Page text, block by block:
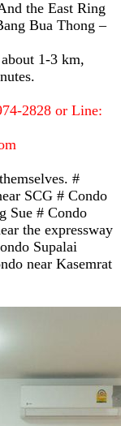
the East Ring
Bua Thong –
1-3 km,
2828 or Line:
#
SCG # Condo
Sue # Condo
the expressway
Supalai
near Kasemrat